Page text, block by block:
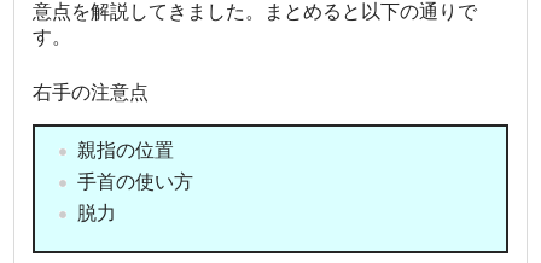
意点を解説してきました。まとめると以下の通りで
す。
右手の注意点
親指の位置
手首の使い方
脱力